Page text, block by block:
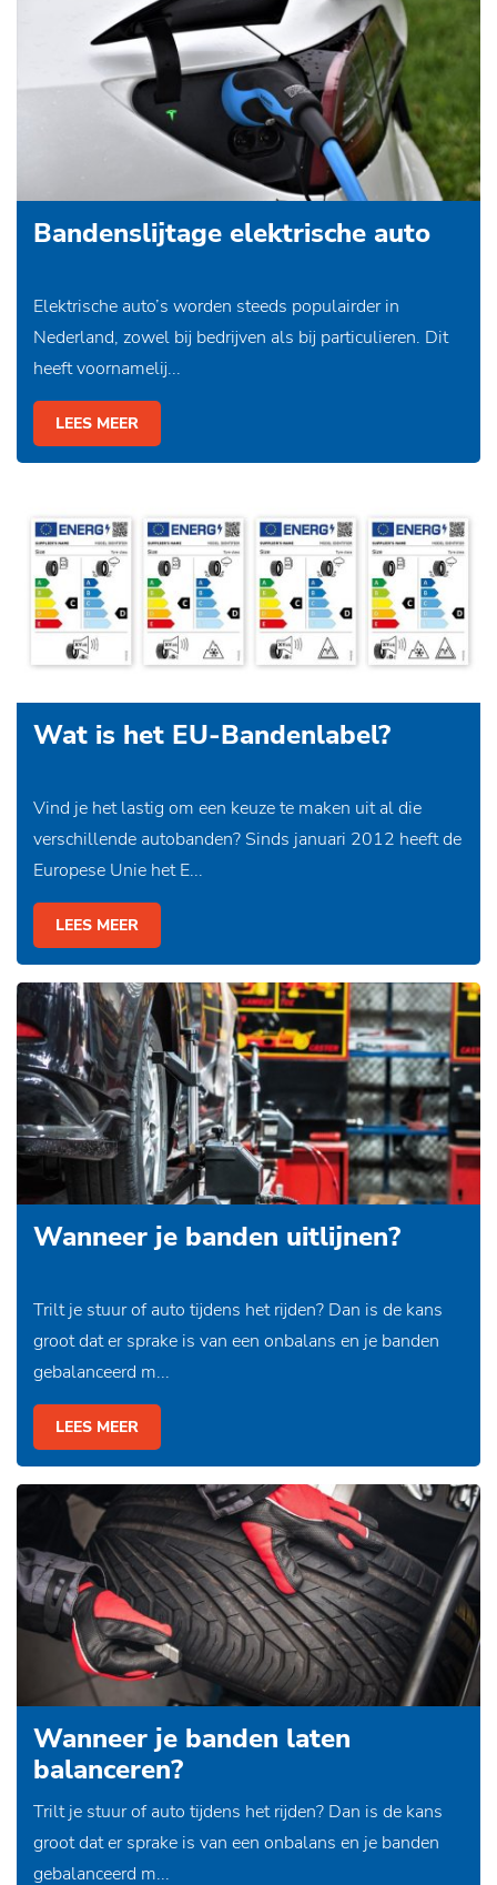
Bandenslijtage elektrische auto
Elektrische auto’s worden steeds populairder in
Nederland, zowel bij bedrijven als bij particulieren. Dit
heeft voornamelij...
LEES MEER
Wat is het EU-Bandenlabel?
Vind je het lastig om een keuze te maken uit al die
verschillende autobanden? Sinds januari 2012 heeft de
Europese Unie het E...
LEES MEER
Wanneer je banden uitlijnen?
Trilt je stuur of auto tijdens het rijden? Dan is de kans
groot dat er sprake is van een onbalans en je banden
gebalanceerd m...
LEES MEER
Wanneer je banden laten
balanceren?
Trilt je stuur of auto tijdens het rijden? Dan is de kans
groot dat er sprake is van een onbalans en je banden
gebalanceerd m...